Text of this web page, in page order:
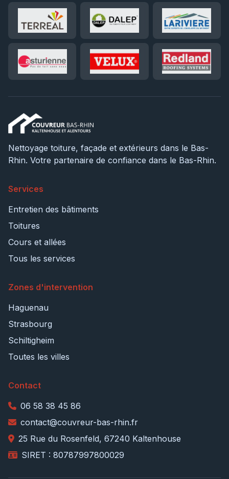
Nettoyage toiture, façade et extérieurs dans le Bas-
Rhin. Votre partenaire de confiance dans le Bas-Rhin.
Services
Entretien des bâtiments
Toitures
Cours et allées
Tous les services
Zones d'intervention
Haguenau
Strasbourg
Schiltigheim
Toutes les villes
Contact
06 58 38 45 86
contact@couvreur-bas-rhin.fr
25 Rue du Rosenfeld, 67240 Kaltenhouse
SIRET : 80787997800029